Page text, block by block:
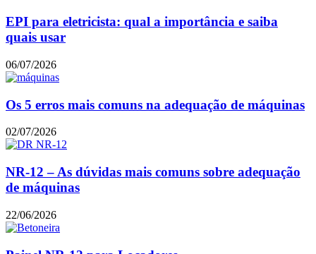
EPI para eletricista: qual a importância e saiba
quais usar
06/07/2026
Os 5 erros mais comuns na adequação de máquinas
02/07/2026
NR-12 – As dúvidas mais comuns sobre adequação
de máquinas
22/06/2026